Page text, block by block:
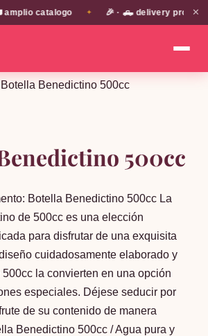
catalogo 🎉 · 🛻 delivery propio en
✕
Benedictino 500cc
500cc
Botella Benedictino 500cc La
de 500cc es una elección
para disfrutar de una exquisita
cuidadosamente elaborado y
la convierten en una opción
especiales. Déjese seducir por
de su contenido de manera
Benedictino 500cc / Agua pura y